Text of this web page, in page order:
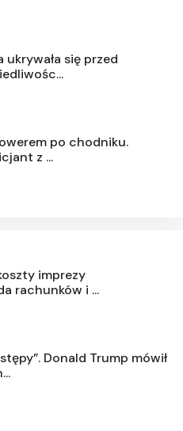
się przed
po chodniku.
z ...
imprezy
rachunków i ...
Donald Trump mówił